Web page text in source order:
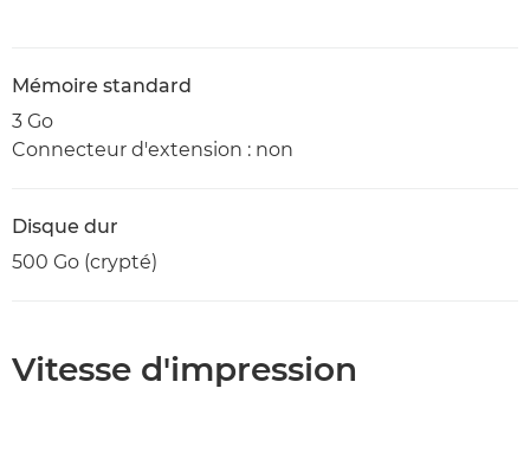
Mémoire standard
3 Go
Connecteur d'extension : non
Disque dur
500 Go (crypté)
Vitesse d'impression